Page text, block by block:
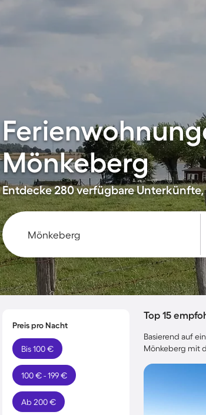
Mönkeberg
Entdecke 280 verfügbare
Preis pro Nacht
Bis 100 €
100 € - 199 €
Ab 200 €
Top 15
Basierend auf
Mönkeberg mit